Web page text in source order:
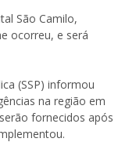
São Camilo,
ocorreu, e será
(SSP) informou
na região em
fornecidos após